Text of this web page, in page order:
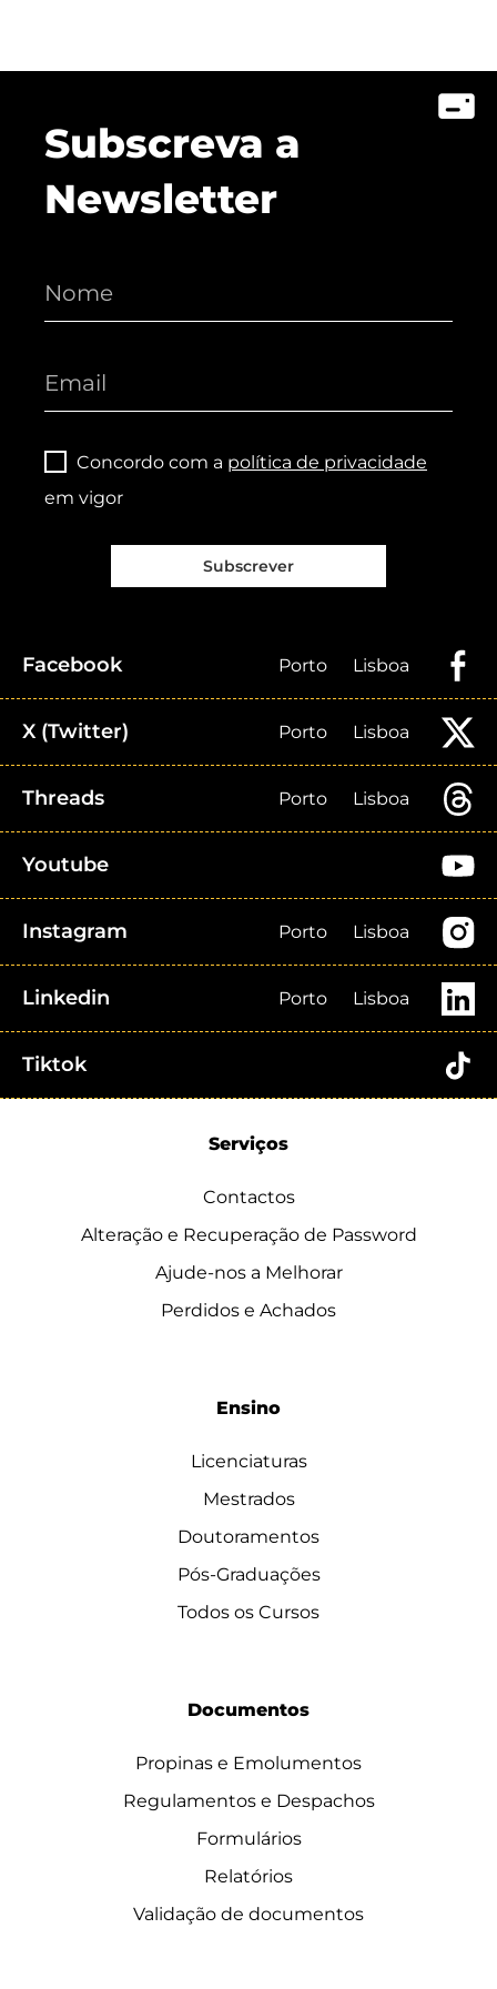
Subscreva a
Newsletter
Concordo com a política de privacidade
em vigor
Subscrever
Facebook Porto Lisboa
X (Twitter) Porto Lisboa
Threads Porto Lisboa
Youtube
Instagram Porto Lisboa
Linkedin Porto Lisboa
Tiktok
Serviços
Contactos
Alteração e Recuperação de Password
Ajude-nos a Melhorar
Perdidos e Achados
Ensino
Licenciaturas
Mestrados
Doutoramentos
Pós-Graduações
Todos os Cursos
Documentos
Propinas e Emolumentos
Regulamentos e Despachos
Formulários
Relatórios
Validação de documentos